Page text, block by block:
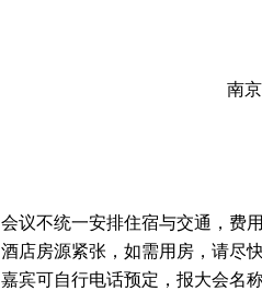
南
会议不统一安排住宿与交通，费
酒店房源紧张，如需用房，请尽
嘉宾可自行电话预定，报大会名